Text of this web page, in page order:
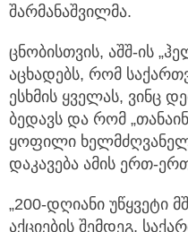
შარმანაშვილმა.
ცნობისთვის, აშშ-ის
აცხადებს, რომ
ესხმის ყველას, ვინც
ბედავს და რომ
ყოფილი
დაკავება ამის ერთ-
„200-დღიანი უწყვეტი
აქციების შემდეგ,